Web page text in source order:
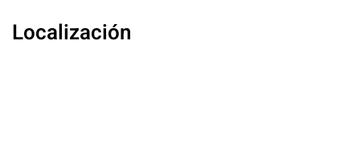
Localización